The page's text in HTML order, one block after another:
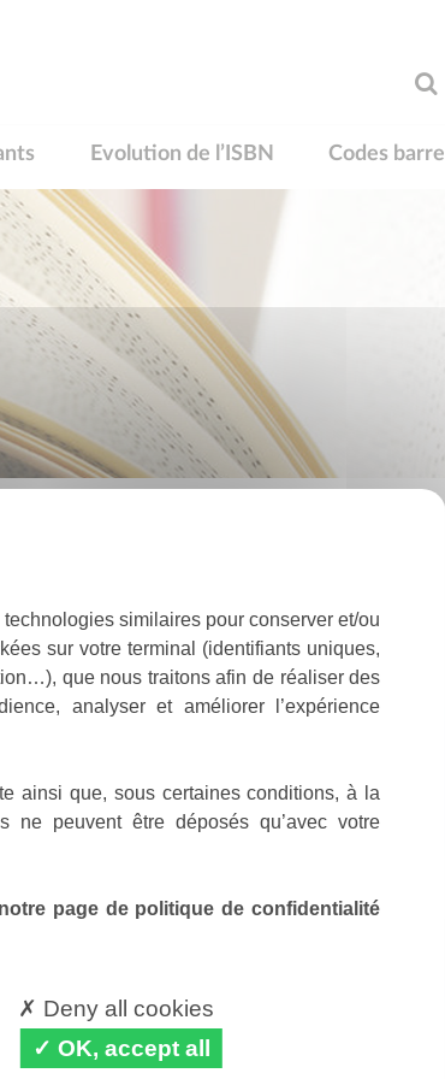
Evolution de l’ISBN Codes
similaires pour conserver et/ou
sur votre terminal (identifiants uniques,
que nous traitons afin de réaliser des
analyser et améliorer l’expérience
ainsi que, sous certaines conditions, à la
ne peuvent être déposés qu’avec votre
page de politique de confidentialité
Deny all cookies
OK, accept all